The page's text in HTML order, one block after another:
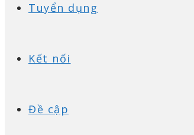
Tuyển dụng
Kết nối
Đề cập